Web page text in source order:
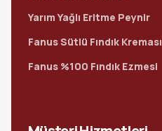
Yarım Yağlı Eritme Peynir
Fanus Sütlü Fındık Kreması
Fanus %100 Fındık Ezmesi